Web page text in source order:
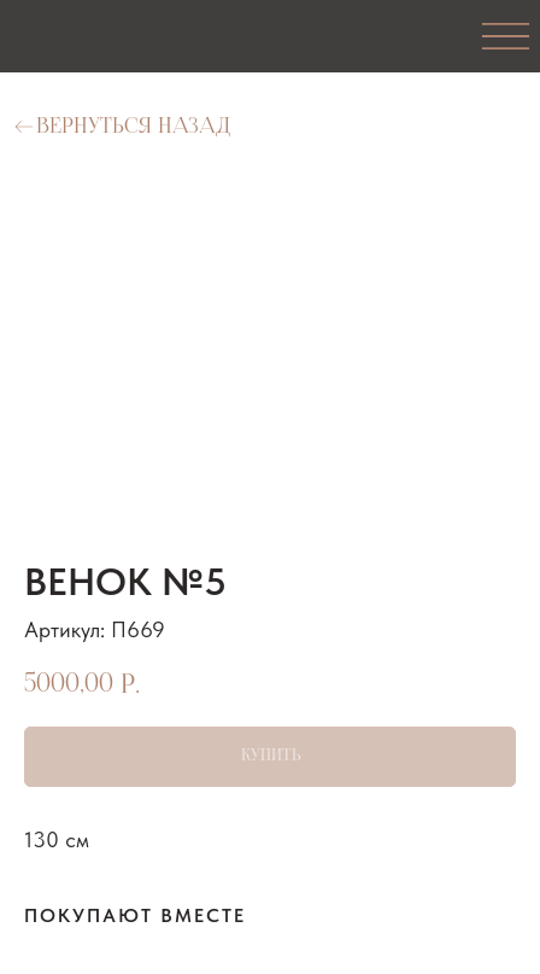
ВЕРНУТЬСЯ НАЗАД
ВЕНОК №5
Артикул: П669
5000,00 р.
КУПИТЬ
130 см
ПОКУПАЮТ ВМЕСТЕ